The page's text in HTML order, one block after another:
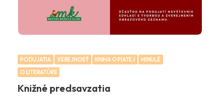
PODUJATIA VEREJNOSŤ KNIHA O PIATEJ
MINULÉ
O LITERATÚRE
Knižné predsavzatia